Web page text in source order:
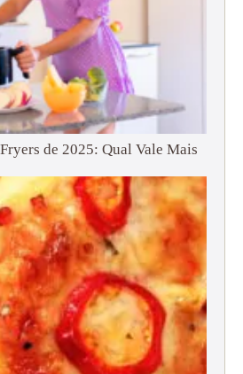
de 2025: Qual Vale Mais